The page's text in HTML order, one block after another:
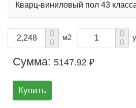
Кварц-виниловый пол 43
м2
Сумма: 5147.92 ₽
Купить